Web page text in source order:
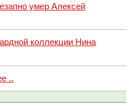
умер Алексей
коллекции Нина
..